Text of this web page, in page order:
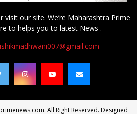
visit our site. We’re Maharashtra Prime
to helps you to latest News .
All Right Reserved. Designed